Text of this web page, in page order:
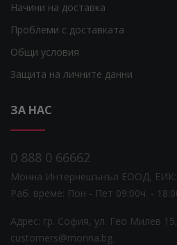
Начини на доставка
Проблеми с доставката
Общи условия
Защита на личните данни
ЗА НАС
0 888 0 66662
Монна Интернешънъл ЕООД, ЕИК:
Раб. време: Пoн - Пет 09:00ч. -
Адрес: гр. София, ул. Гео Милев
customers@monna.bg